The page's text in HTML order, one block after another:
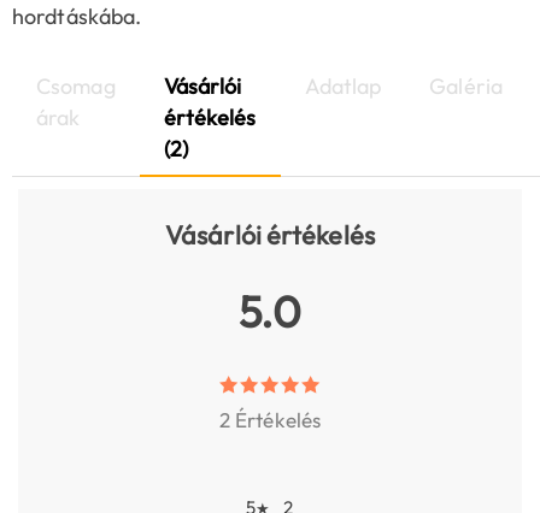
hordtáskába.
Csomag
árak
Vásárlói
értékelés
(2)
Adatlap Galéria
Vásárlói értékelés
5.0
2 Értékelés
5★ 2